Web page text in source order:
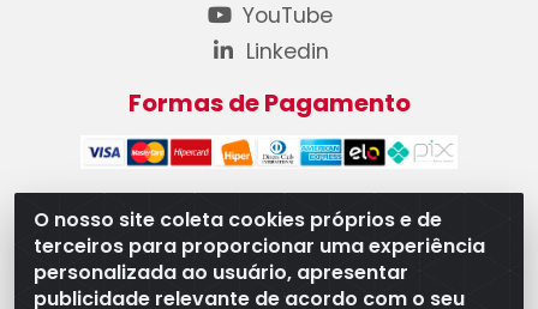
O nosso site coleta cookies próprios e de
terceiros para proporcionar uma experiência
personalizada ao usuário, apresentar
publicidade relevante de acordo com o seu
YouTube
Linkedin
Formas de Pagamento
WB Componentes Automotivos LTDA - CNPJ
08.528.393/0001-12 - Rua do Níquel, 667 - Parque
Oeste Industrial, Goiânia/GO - CEP 74375-660